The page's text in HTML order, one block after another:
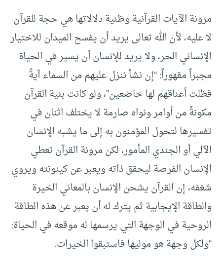
مرونة الآيات القرآنية وظنية دلالاتها هي حجة للقرآن
لا عليه، لأن الله تعالى يريد أن يفسح الميدان للاختيار
الإنساني الحر، ولا يريد للإنسان أن يسير في الحياة
مجبراً مقهوراً: “إن نشأ ننزل عليهم من السماء آيةً
فظلت أعناقهم لها خاضعين”، ولو كانت بنية القرآن
مكونةً من أوامر ونواه صارمة لا يختلف اثنان في
تفسيرها لتحول المؤمنون به إلى ما يشبه الإنسان
الآلي أو الجندي المأمور، لكن مرونة القرآن تعطي
الإنسان الفرصة ليحقق ذاته ويعبر عن كينونته ويروي
شغفه، إن القرآن يشحن الإنسان بالمعاني الخيرة
والطاقة الإيجابية ثم يترك له أن يعبر عن هذه الطاقة
الروحية في الوجهة التي يرسمها له موقعه في الحياة:
“ولكل وجهة هو موليها فاستبقوا الخيرات.